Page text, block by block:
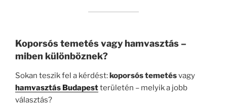
Koporsós temetés vagy hamvasztás –
miben különböznek?
Sokan teszik fel a kérdést:koporsós temetésvagy
hamvasztás Budapestterületén – melyik a jobb
választás?